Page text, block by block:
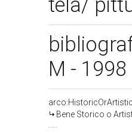
tela/
M - 1998
Bene Storico o